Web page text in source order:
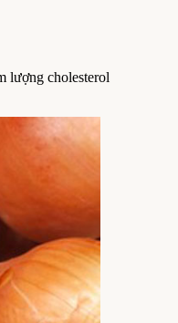
lượng cholesterol